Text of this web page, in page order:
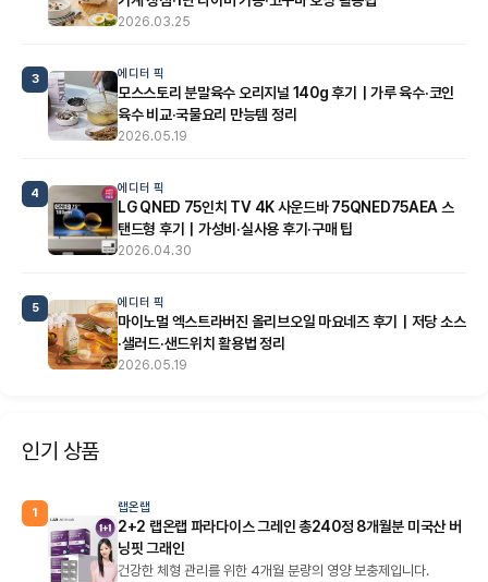
2026.03.25
3 에디터 픽
모스스토리 분말육수 오리지널 140g 후기｜가루 육수·코인
육수 비교·국물요리 만능템 정리
2026.05.19
4 에디터 픽
LG QNED 75인치 TV 4K 사운드바 75QNED75AEA 스
탠드형 후기｜가성비·실사용 후기·구매 팁
2026.04.30
5 에디터 픽
마이노멀 엑스트라버진 올리브오일 마요네즈 후기｜저당 소스
·샐러드·샌드위치 활용법 정리
2026.05.19
인기 상품
1 랩온랩
2+2 랩온랩 파라다이스 그레인 총240정 8개월분 미국산 버
닝핏 그래인
건강한 체형 관리를 위한 4개월 분량의 영양 보충제입니다.